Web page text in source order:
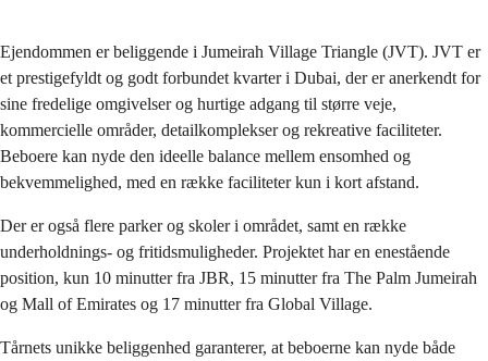
Ejendommen er beliggende i Jumeirah Village Triangle (JVT). JVT er
et prestigefyldt og godt forbundet kvarter i Dubai, der er anerkendt for
sine fredelige omgivelser og hurtige adgang til større veje,
kommercielle områder, detailkomplekser og rekreative faciliteter.
Beboere kan nyde den ideelle balance mellem ensomhed og
bekvemmelighed, med en række faciliteter kun i kort afstand.
Der er også flere parker og skoler i området, samt en række
underholdnings- og fritidsmuligheder. Projektet har en enestående
position, kun 10 minutter fra JBR, 15 minutter fra The Palm Jumeirah
og Mall of Emirates og 17 minutter fra Global Village.
Tårnets unikke beliggenhed garanterer, at beboerne kan nyde både